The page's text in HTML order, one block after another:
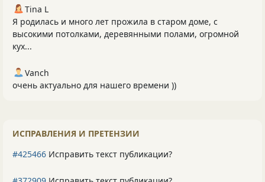
Tina L
Я родилась и много лет прожила в старом доме, с
высокими потолками, деревянными полами, огромной
кух...
Vanch
очень актуально для нашего времени ))
ИСПРАВЛЕНИЯ И ПРЕТЕНЗИИ
#425466 Исправить текст публикации?